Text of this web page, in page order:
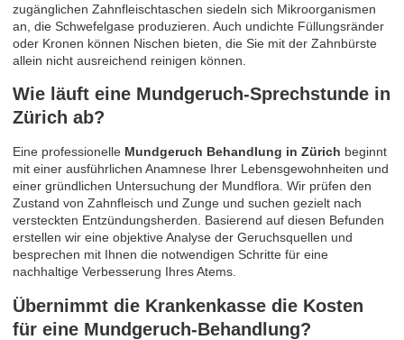
zugänglichen Zahnfleischtaschen siedeln sich Mikroorganismen
an, die Schwefelgase produzieren. Auch undichte Füllungsränder
oder Kronen können Nischen bieten, die Sie mit der Zahnbürste
allein nicht ausreichend reinigen können.
Wie läuft eine Mundgeruch-Sprechstunde in
Zürich ab?
Eine professionelle Mundgeruch Behandlung in Zürich beginnt
mit einer ausführlichen Anamnese Ihrer Lebensgewohnheiten und
einer gründlichen Untersuchung der Mundflora. Wir prüfen den
Zustand von Zahnfleisch und Zunge und suchen gezielt nach
versteckten Entzündungsherden. Basierend auf diesen Befunden
erstellen wir eine objektive Analyse der Geruchsquellen und
besprechen mit Ihnen die notwendigen Schritte für eine
nachhaltige Verbesserung Ihres Atems.
Übernimmt die Krankenkasse die Kosten
für eine Mundgeruch-Behandlung?